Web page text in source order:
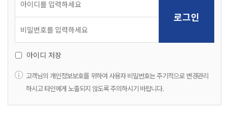
아이디 저장
고객님의 개인정보보호를 위하여 사용자 비밀번호는 주기적으로 변경관리
하시고 타인에게 노출되지 않도록 주의하시기 바랍니다.